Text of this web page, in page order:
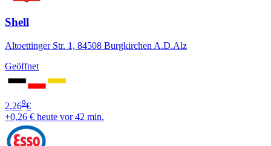
Shell
Altoettinger Str. 1, 84508 Burgkirchen A.D.Alz
Geöffnet
2,269€
+0,26 € heute vor 42 min.